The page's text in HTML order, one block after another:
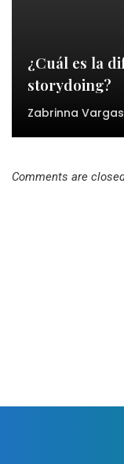
¿Cuál es la
storydoing?
Zabrinna Vargas
Comments are